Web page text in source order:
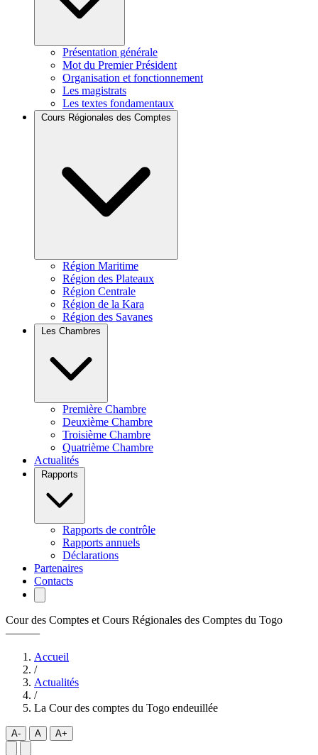
Présentation générale
Mot du Premier Président
Organisation et fonctionnement
Les magistrats
Les textes fondamentaux
Région Maritime
Région des Plateaux
Région Centrale
Région de la Kara
Région des Savanes
Première Chambre
Deuxième Chambre
Troisième Chambre
Quatrième Chambre
Actualités
Rapports de contrôle
Rapports annuels
Déclarations
Partenaires
Contacts
Cour des Comptes et Cours Régionales des Comptes du Togo
———
Accueil
/
Actualités
/
La Cour des comptes du Togo endeuillée
A- A A+